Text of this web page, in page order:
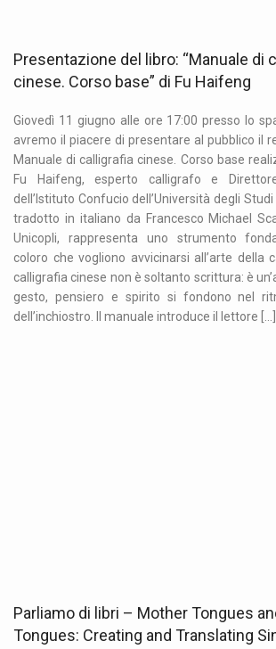
Presentazione del libro: “Manuale di
cinese. Corso base” di Fu Haifeng
Giovedì 11 giugno alle ore 17:00 presso lo
avremo il piacere di presentare al pubblico il
Manuale di calligrafia cinese. Corso base
Fu Haifeng, esperto calligrafo e
dell’Istituto Confucio dell’Università degli
tradotto in italiano da Francesco Michael
Unicopli, rappresenta uno strumento
coloro che vogliono avvicinarsi all’arte della
calligrafia cinese non è soltanto scrittura: è
gesto, pensiero e spirito si fondono nel
dell’inchiostro. Il manuale introduce il lettore […]
Parliamo di libri – Mother Tongues
Tongues: Creating and Translating